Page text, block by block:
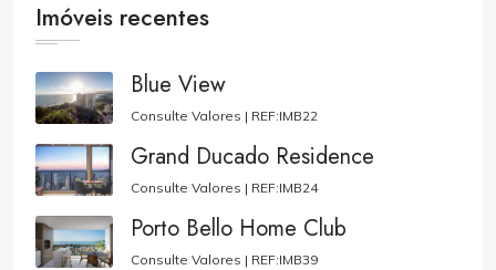
Imóveis recentes
Blue View
Consulte Valores | REF:IMB22
Grand Ducado Residence
Consulte Valores | REF:IMB24
Porto Bello Home Club
Consulte Valores | REF:IMB39